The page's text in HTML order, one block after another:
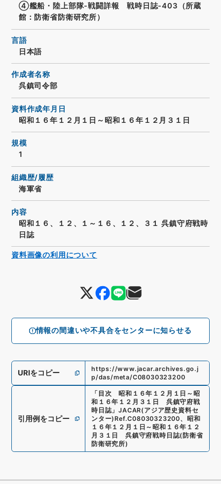
情報の間違いや不具合をセンターに知らせる
④艦船・陸上部隊-戦闘詳報 戦時日誌-403（所蔵
館：防衛省防衛研究所）
言語
日本語
作成者名称
呉鎮司令部
資料作成年月日
昭和１６年１２月１日～昭和１６年１２月３１日
規模
1
組織歴/履歴
海軍省
内容
昭和１６、１２、１～１６、１２、３１ 呉鎮守府戦時
日誌
URIをコピー
https://www.jacar.archives.go.j
p/das/meta/C08030323200
引用例をコピー
「 目次 昭和１６年１２月１日～昭
和１６年１２月３１日 呉鎮守府戦
時日誌」JACAR(アジア歴史資料セ
ンター) Ref.C08030323200、 昭和
１６年１２月１日～昭和１６年１２
月３１日 呉鎮守府戦時日誌( 防衛省
防衛研究所)
資料画像の利用について